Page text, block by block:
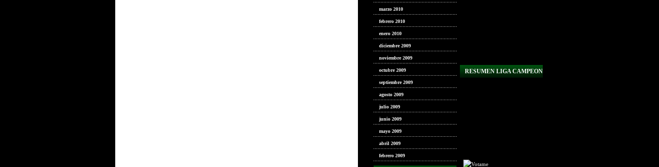
marzo 2010
febrero 2010
enero 2010
diciembre 2009
noviembre 2009
octubre 2009
septiembre 2009
agosto 2009
julio 2009
junio 2009
mayo 2009
abril 2009
febrero 2009
RESUMEN LIGA CAMPEON